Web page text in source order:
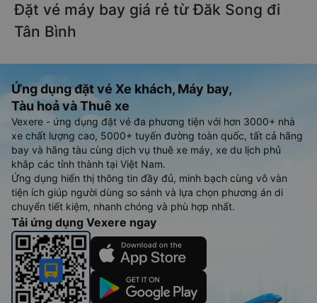
Đặt vé máy bay giá rẻ từ Đăk Song đi
Tân Bình
Ứng dụng đặt vé Xe khách, Máy bay,
Tàu hoả và Thuê xe
Vexere - ứng dụng đặt vé đa phương tiện với hơn 3000+ nhà
xe chất lượng cao, 5000+ tuyến đường toàn quốc, tất cả hãng
bay và hãng tàu cùng dịch vụ thuê xe máy, xe du lịch phủ
khắp các tỉnh thành tại Việt Nam.
Ứng dụng hiển thị thông tin đầy đủ, minh bạch cùng vô vàn
tiện ích giúp người dùng so sánh và lựa chọn phương án di
chuyển tiết kiệm, nhanh chóng và phù hợp nhất.
Tải ứng dụng Vexere ngay